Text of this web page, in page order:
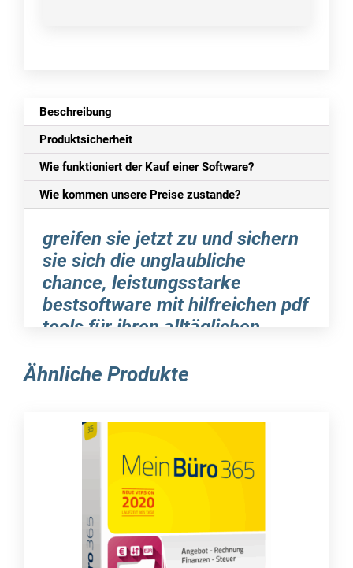
Beschreibung
Produktsicherheit
Wie funktioniert der Kauf einer Software?
Wie kommen unsere Preise zustande?
greifen sie jetzt zu und sichern
sie sich die unglaubliche
chance, leistungsstarke
bestsoftware mit hilfreichen pdf
tools für ihren alltäglichen
angebot, die von einem renommierten entwickler
entwickelt wurde. das paket enthält
verschiedene komponenten, die alle das ziel
haben, die arbeit mit pdf-dateien effektiver und
umfassender zu machen. mithilfe dieser tools
können sie neue dateien erstellen, vorhandene
inhalte anpassen und ihre dokumente sicher vor
unautorisiertem zugriff schützen. wenn sie die
Ähnliche Produkte